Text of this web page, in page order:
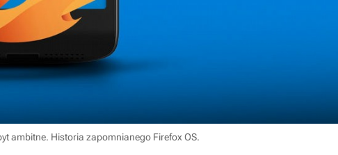
ambitne. Historia zapomnianego Firefox OS.